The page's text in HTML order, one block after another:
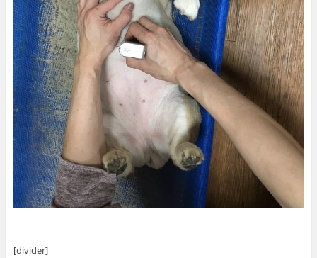
[divider]